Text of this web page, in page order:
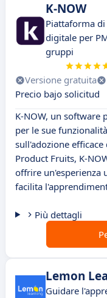
K-NOW
Piattaforma
digitale per
gruppi
Versione gratuita
Precio bajo solicitud
K-NOW, un software
per le sue
sull'adozione
Product Fruits, K-
offrire un'esperienza
facilita
Più dettagli
Lemon
Guidare